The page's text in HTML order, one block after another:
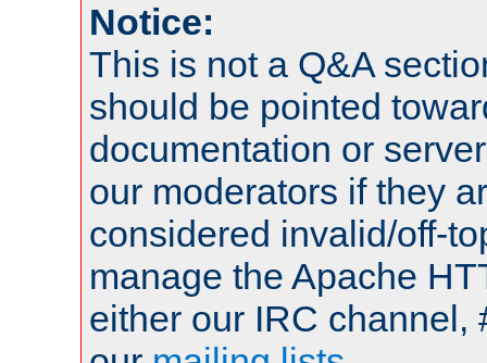
Notice:
This is not a Q&A
should be pointed
documentation or
our moderators if they
considered invalid/off-
manage the Apache
either our IRC channel,